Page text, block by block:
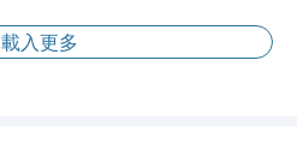
載入更多